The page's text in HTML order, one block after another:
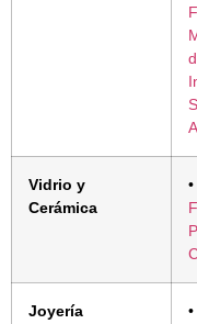
Vidrio y
Cerámica
•
Joyería •